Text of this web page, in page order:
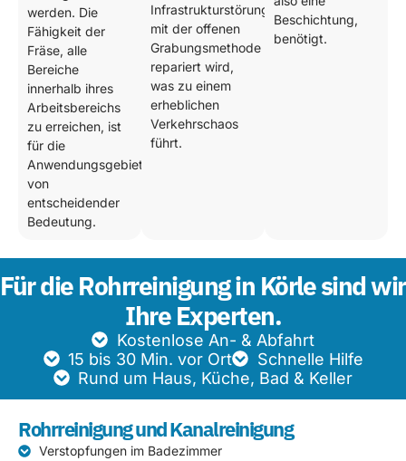
werden. Die
Fähigkeit der
Fräse, alle
Bereiche
innerhalb ihres
Arbeitsbereichs
zu erreichen, ist
für die
Anwendungsgebiete
von
entscheidender
Bedeutung.
Infrastrukturstörung
mit der offenen
Grabungsmethode
repariert wird,
was zu einem
erheblichen
Verkehrschaos
führt.
Beschichtung,
benötigt.
Für die Rohrreinigung in Körle sind wir
Ihre Experten.
Kostenlose An- & Abfahrt
15 bis 30 Min. vor Ort
Schnelle Hilfe
Rund um Haus, Küche, Bad & Keller
Rohrreinigung und Kanalreinigung
Verstopfungen im Badezimmer